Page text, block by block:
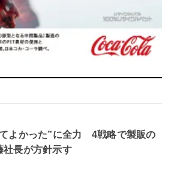
よかった”に全力 4戦略で製販の
長が方針示す